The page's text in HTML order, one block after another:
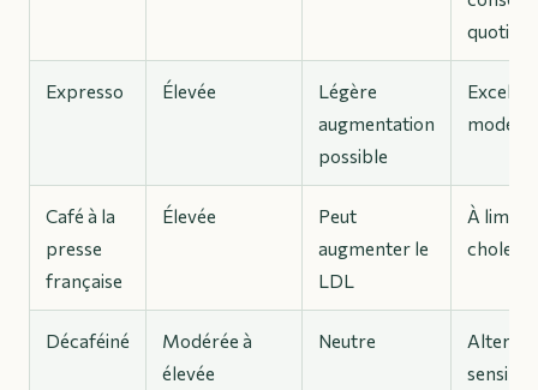
Expresso Élevée
Légère
augmentation
possible
Café à la
presse
française
Élevée
Peut
augmenter le
LDL
À
Décaféiné
Modérée à
élevée
Neutre